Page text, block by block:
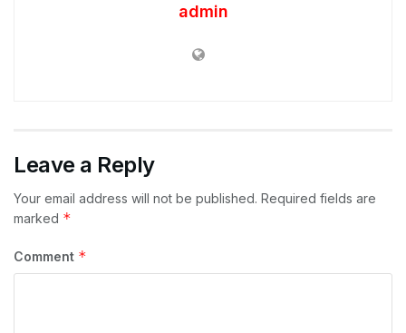
admin
Leave a Reply
Your email address will not be published. Required fields are
marked *
Comment *